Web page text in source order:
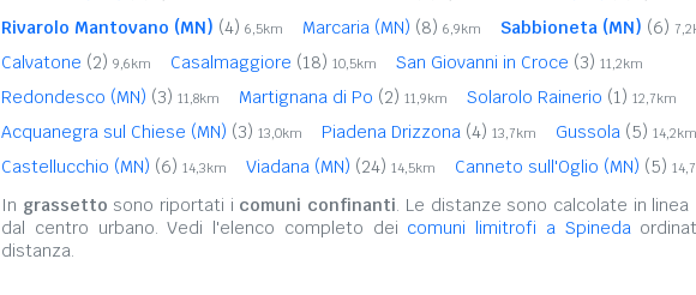
Rivarolo Mantovano (MN) (4) 6,5km Marcaria (MN) (8) 6,9km Sabbioneta (MN) (6)
Calvatone (2) 9,6km Casalmaggiore (18) 10,5km San Giovanni in Croce (3) 11,2km
Redondesco (MN) (3) 11,8km Martignana di Po (2) 11,9km Solarolo Rainerio (1) 12,7km
Acquanegra sul Chiese (MN) (3) 13,0km Piadena Drizzona (4) 13,7km Gussola (5) 14,2km
Castellucchio (MN) (6) 14,3km Viadana (MN) (24) 14,5km Canneto sull'Oglio (MN) (5)
In grassetto sono riportati i comuni confinanti. Le distanze sono calcolate in linea
dal centro urbano. Vedi l'elenco completo dei comuni limitrofi a Spineda
distanza.